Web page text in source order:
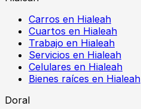
Carros en Hialeah
Cuartos en Hialeah
Trabajo en Hialeah
Servicios en Hialeah
Celulares en Hialeah
Bienes raíces en Hialeah
Doral